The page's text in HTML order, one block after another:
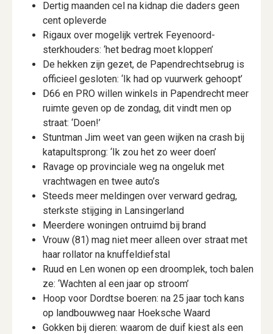
Dertig maanden cel na kidnap die daders geen
cent opleverde
Rigaux over mogelijk vertrek Feyenoord-
sterkhouders: ‘het bedrag moet kloppen’
De hekken zijn gezet, de Papendrechtsebrug is
officieel gesloten: ‘Ik had op vuurwerk gehoopt’
D66 en PRO willen winkels in Papendrecht meer
ruimte geven op de zondag, dit vindt men op
straat: ‘Doen!’
Stuntman Jim weet van geen wijken na crash bij
katapultsprong: ‘Ik zou het zo weer doen’
Ravage op provinciale weg na ongeluk met
vrachtwagen en twee auto’s
Steeds meer meldingen over verward gedrag,
sterkste stijging in Lansingerland
Meerdere woningen ontruimd bij brand
Vrouw (81) mag niet meer alleen over straat met
haar rollator na knuffeldiefstal
Ruud en Len wonen op een droomplek, toch balen
ze: ‘Wachten al een jaar op stroom’
Hoop voor Dordtse boeren: na 25 jaar toch kans
op landbouwweg naar Hoeksche Waard
Gokken bij dieren: waarom de duif kiest als een